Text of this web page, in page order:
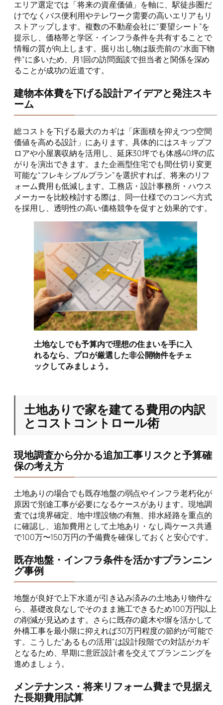
エリア選定では「将来の資産価値」を軸に、駅徒歩圏だ
けでなくバス便利用やテレワーク需要の高いエリアもリ
ストアップします。複数の不動産会社に“要望シート”を
提示し、価格帯と学区・インフラ条件を共有することで
情報の質が向上します。掘り出し物は販売前の“水面下物
件”に多いため、月1回の訪問面談で担当者と関係を深め
ることが成功の近道です。
建物本体費を下げる設計アイデアと発注スキ
ーム
総コストを下げる最大のカギは「床面積を抑えつつ空間
価値を高める設計」にあります。具体的にはスキップフ
ロアや小屋裏収納を活用し、延床30坪でも体感40坪の広
がりを演出できます。また企画型住宅でも間仕切り変更
可能な“フレキシブルプラン”を選択すれば、将来のリフ
ォーム費用も低減します。工務店・設計事務所・ハウス
メーカーを比較検討する際は、同一仕様でのコンペ方式
を採用し、透明性の高い価格競争を促すと効果的です。
土地なしでも予算内で理想の住まいを手に入
れるなら、プロが厳選した非公開物件をチェ
ックしてみましょう。
土地ありで家を建てる費用の内訳
とコストコントロール術
現地調査から分かる追加工事リスクと予算確
保の考え方
土地ありの場合でも既存地盤の弱点やインフラ老朽化が
原因で別途工事が必要になるケースがあります。現地調
査では境界確定、地中埋設物の有無、排水経路を重点的
に確認し、追加費用として土地あり・なし両ケース共通
で100万〜150万円の予備費を確保しておくと安心です。
既存地盤・インフラ条件を活かすプランニン
グ事例
地盤が良好で上下水道が引き込み済みの土地あり物件な
ら、基礎改良なしでそのまま施工できるため100万円以上
の削減が見込めます。さらに既存の庭木や塀を活かして
外構工事を最小限に抑えれば30万円程度の節約が可能で
す。こうした“あるもの活用”は設計段階での対話がカギ
となるため、早期に意匠設計者を交えてプランニングを
進めましょう。
メンテナンス・将来リフォーム費まで見据え
た長期費用試算